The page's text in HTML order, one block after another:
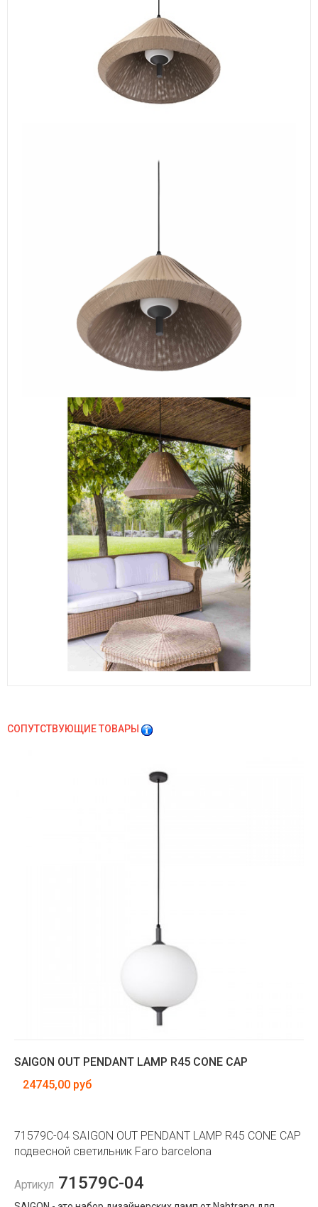
СОПУТСТВУЮЩИЕ ТОВАРЫ
SAIGON OUT PENDANT LAMP R45 CONE CAP
24745,00 руб
71579C-04 SAIGON OUT PENDANT LAMP R45 CONE CAP
подвесной светильник Faro barcelona
Артикул 71579C-04